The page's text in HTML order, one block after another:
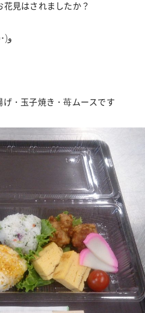
見はされましたか？
)و
・玉子焼き・苺ムースです